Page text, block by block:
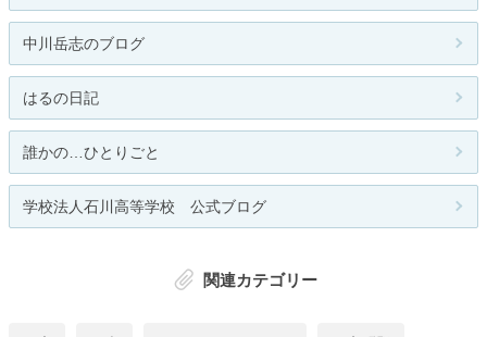
中川岳志のブログ
はるの日記
誰かの…ひとりごと
学校法人石川高等学校 公式ブログ
関連カテゴリー